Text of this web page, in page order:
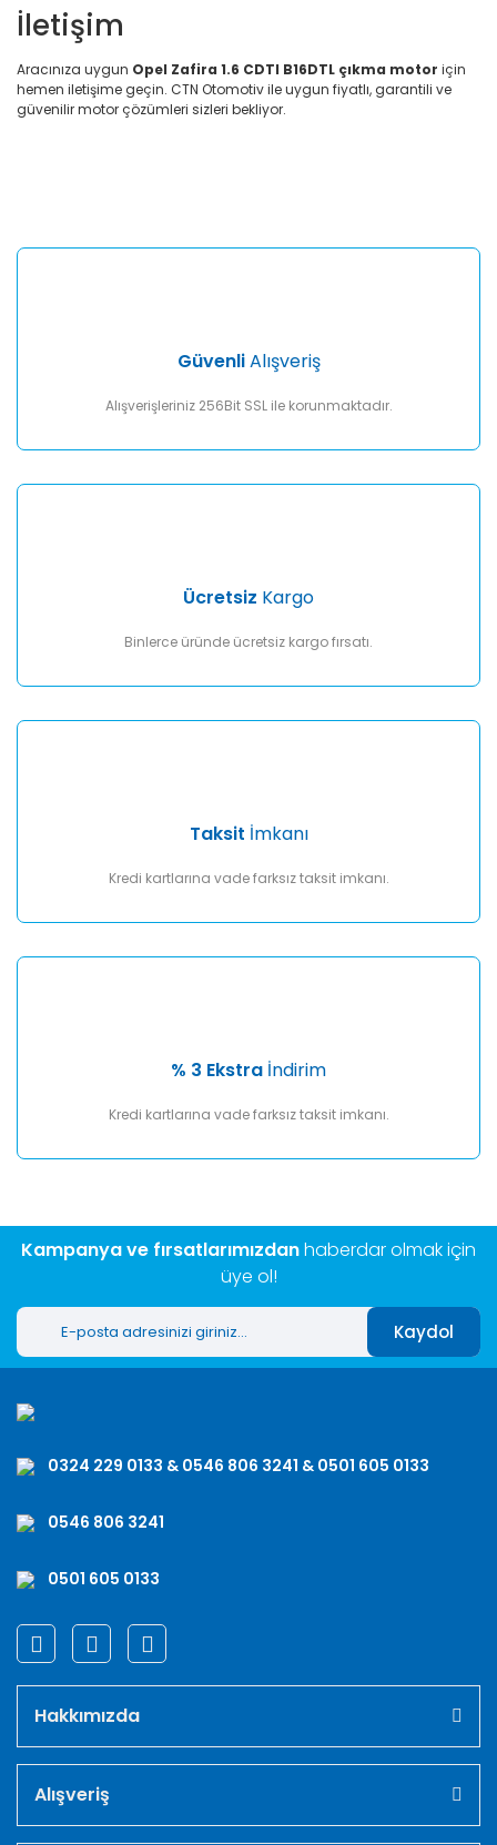
İletişim
Aracınıza uygun Opel Zafira 1.6 CDTI B16DTL çıkma motor için
hemen iletişime geçin. CTN Otomotiv ile uygun fiyatlı, garantili ve
güvenilir motor çözümleri sizleri bekliyor.
Yorum Yaz
Ürün fiyatı diğer sitelerden daha pahalı.
GüvenliAlışveriş
Alışverişleriniz 256Bit SSL ile korunmaktadır.
Ücretsiz Kargo
Binlerce üründe ücretsiz kargo fırsatı.
Taksit İmkanı
Kredi kartlarına vade farksız taksit imkanı.
% 3 Ekstra İndirim
Kredi kartlarına vade farksız taksit imkanı.
Kampanya ve fırsatlarımızdanhaberdar olmak için
üye ol!
Kaydol
0324 229 0133 & 0546 806 3241 & 0501 605 0133
0546 806 3241
0501 605 0133
Hakkımızda
Alışveriş